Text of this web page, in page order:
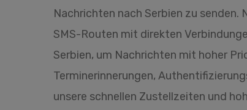
Nachrichten nach Serbien zu senden.
SMS-Routen mit direkten
Serbien, um Nachrichten mit hoher
Terminerinnerungen,
unsere schnellen Zustellzeiten und